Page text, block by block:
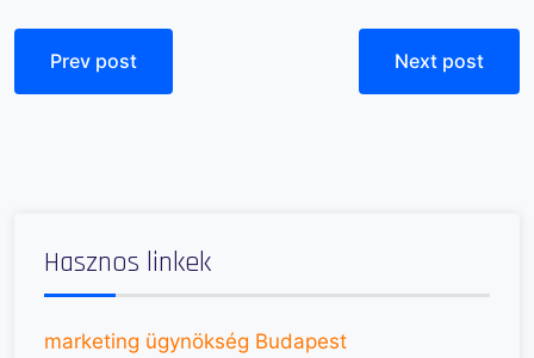
Prev post Next post
Hasznos linkek
marketing ügynökség Budapest